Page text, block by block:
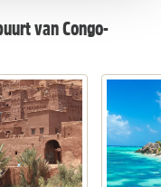
van Congo-